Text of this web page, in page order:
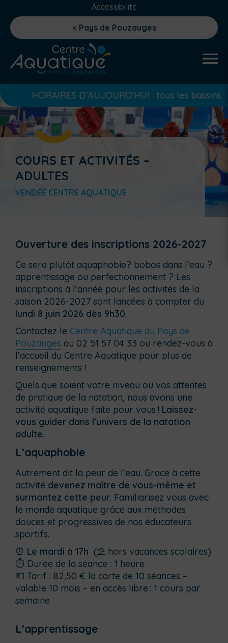
HORAIRES D'AUJOURD'HUI : tous les bassins
< Pays de Pouzauges
Accessibilité
COURS ET ACTIVITÉS –
ADULTES
VENDÉE CENTRE AQUATIQUE
Ouverture des inscriptions 2026-2027
Ce sera plutôt aquaphobie? bobos dans l’eau ?
apprentissage ou perfectionnement ? Les
inscriptions à l’année pour les activités de la
saison 2026-2027 sont lancées à compter du
lundi 8 juin 2026 dès 9h30.
Contactez le Centre Aquatique du Pays de
Pouzauges au 02 51 57 04 33 ou rendez-vous à
l’accueil du Centre Aquatique pour plus de
renseignements !
Quels que soient votre niveau ou vos attentes
de pratique de la natation, nous avons une
activité aquatique faite pour vous ! Laissez-
vous guider dans l’univers de la natation
adulte.
L’aquaphobie
Autrement dit la peur de l’eau. Grace à cette
activité devenez maître de vous-même et
surmontez cette peur. Familiarisez vous avec
le monde aquatique grâce aux méthodes
douces et progressives de nos éducateurs
sportifs.
⏰ Le mardi à 17h (⛱️ hors vacances scolaires)
⏱ Durée de la séance : 1 heure
💶 Tarif : 82,50 € la carte de 10 séances –
valable 10 mois – en accès libre : 1 cours par
semaine
L’apprentissage